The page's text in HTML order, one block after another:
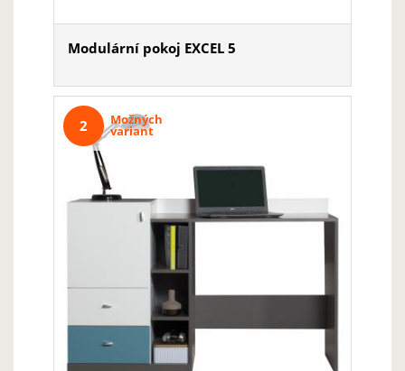
Modulární pokoj EXCEL 5
Možných
variant
2